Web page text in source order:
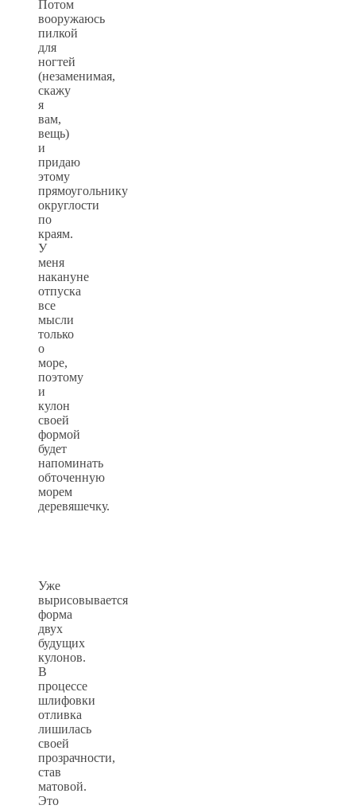
Потом
вооружаюсь
пилкой
для
ногтей
(незаменимая,
скажу
я
вам,
вещь)
и
придаю
этому
прямоугольнику
округлости
по
краям.
У
меня
накануне
отпуска
все
мысли
только
о
море,
поэтому
и
кулон
своей
формой
будет
напоминать
обточенную
морем
деревяшечку.
Уже
вырисовывается
форма
двух
будущих
кулонов.
В
процессе
шлифовки
отливка
лишилась
своей
прозрачности,
став
матовой.
Это